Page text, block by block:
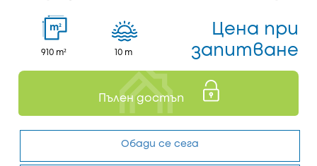
m2
910 m² 10 m
Цена при
запитване
Пълен достъп
Обади се сега